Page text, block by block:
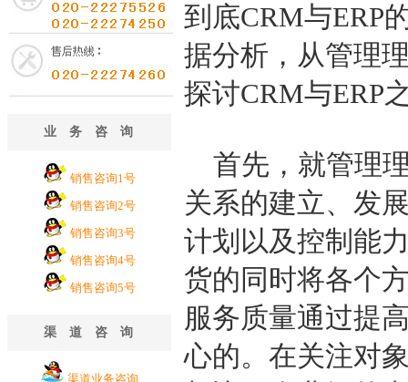
业务咨询
销售咨询1号
销售咨询2号
销售咨询3号
销售咨询4号
销售咨询5号
渠道咨询
渠道业务咨询
到底CRM与ERP
据分析，从管理
探讨CRM与ERP
首先，就管理
关系的建立、发
计划以及控制能
货的同时将各个
服务质量通过提
心的。在关注对